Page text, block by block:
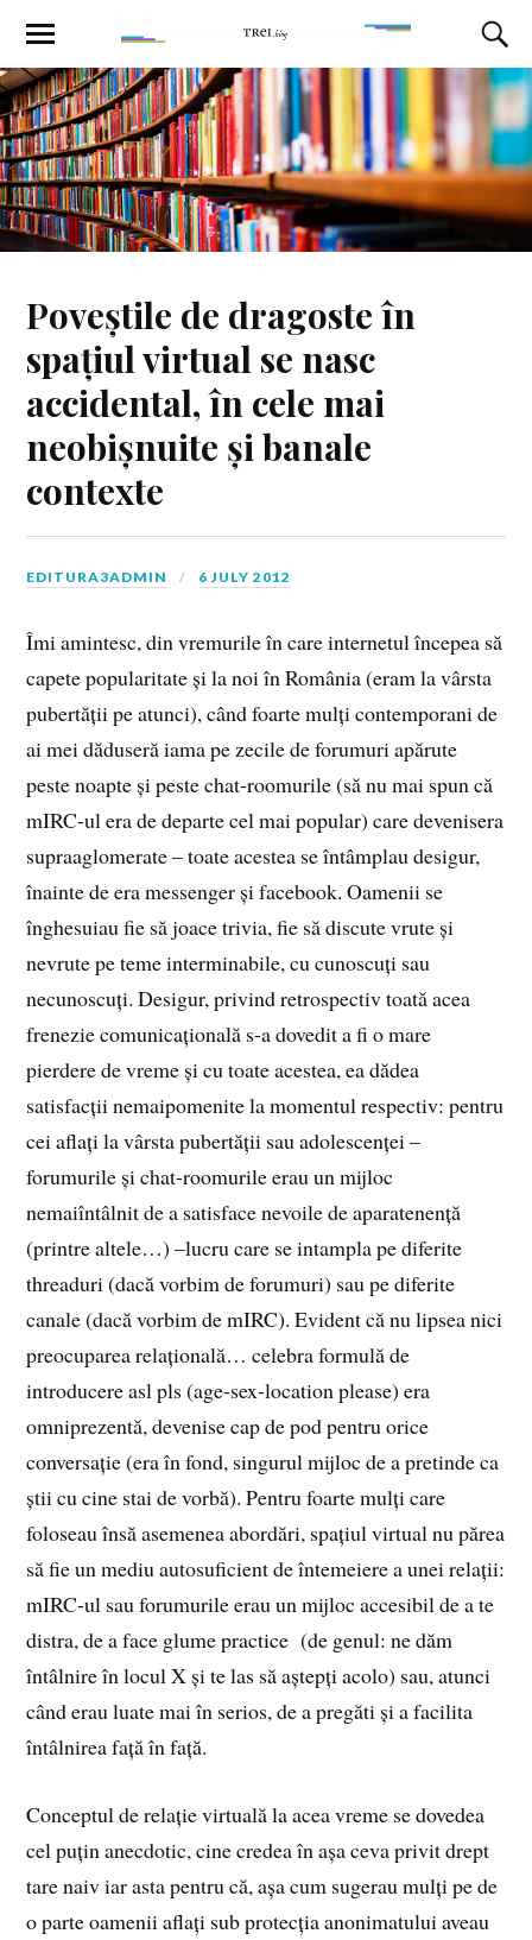
Poveștile de dragoste în
spațiul virtual se nasc
accidental, în cele mai
neobișnuite și banale
contexte
EDITURA3ADMIN 6 JULY 2012
Îmi amintesc, din vremurile în care internetul începea să
capete popularitate și la noi în România (eram la vârsta
pubertății pe atunci), când foarte mulți contemporani de
ai mei dăduseră iama pe zecile de forumuri apărute
peste noapte și peste chat-roomurile (să nu mai spun că
mIRC-ul era de departe cel mai popular) care devenisera
supraaglomerate – toate acestea se întâmplau desigur,
înainte de era messenger și facebook. Oamenii se
înghesuiau fie să joace trivia, fie să discute vrute și
nevrute pe teme interminabile, cu cunoscuți sau
necunoscuți. Desigur, privind retrospectiv toată acea
frenezie comunicațională s-a dovedit a fi o mare
pierdere de vreme și cu toate acestea, ea dădea
satisfacții nemaipomenite la momentul respectiv: pentru
cei aflați la vârsta pubertății sau adolescenței –
forumurile și chat-roomurile erau un mijloc
nemaiîntâlnit de a satisface nevoile de aparatenență
(printre altele…) –lucru care se intampla pe diferite
threaduri (dacă vorbim de forumuri) sau pe diferite
canale (dacă vorbim de mIRC). Evident că nu lipsea nici
preocuparea relațională… celebra formulă de
introducere asl pls (age-sex-location please) era
omniprezentă, devenise cap de pod pentru orice
conversație (era în fond, singurul mijloc de a pretinde ca
știi cu cine stai de vorbă). Pentru foarte mulți care
foloseau însă asemenea abordări, spațiul virtual nu părea
să fie un mediu autosuficient de întemeiere a unei relații:
mIRC-ul sau forumurile erau un mijloc accesibil de a te
distra, de a face glume practice (de genul: ne dăm
întâlnire în locul X și te las să aștepți acolo) sau, atunci
când erau luate mai în serios, de a pregăti și a facilita
întâlnirea față în față.
Conceptul de relație virtuală la acea vreme se dovedea
cel puțin anecdotic, cine credea în așa ceva privit drept
tare naiv iar asta pentru că, așa cum sugerau mulți pe de
o parte oamenii aflați sub protecția anonimatului aveau